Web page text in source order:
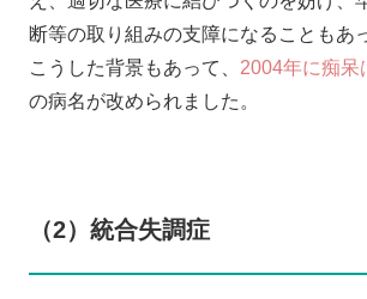
断等の取り組みの支障になることもあ
こうした背景もあって、 2004年に痴呆
の病名が改められました。
（2）統合失調症